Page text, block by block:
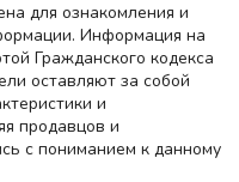
для ознакомления и
Информация на
Гражданского кодекса
оставляют за собой
и
продавцов и
с пониманием к данному